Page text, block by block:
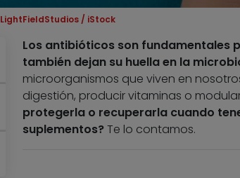
LightFieldStudios / iStock
Los antibióticos son fundamentales
también dejan su huella en la
microorganismos que viven en
digestión, producir vitaminas o
protegerla o recuperarla cuando
suplementos? Te lo contamos.